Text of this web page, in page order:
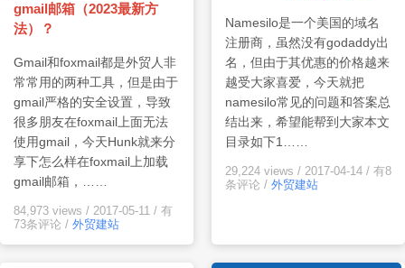
gmail邮箱（2023最新方
法）？
Gmail和foxmail都是外贸人非
常常用的两种工具，但是由于
gmail严格的安全设置，导致
很多朋友在foxmail上面无法
使用gmail，今天Hunk就来分
享下怎么样在foxmail上加载
gmail邮箱，……
84,973 views / 2017-05-11 / 有
73条评论 / 外贸建站
Namesilo是一个美国的域名
注册商，虽然没有godaddy出
名，但由于其优惠的价格越来
越受大家喜爱，今天就把
namesilo常见的问题和答案总
结出来，希望能帮到大家本文
目录如下1……
29,224 views / 2017-04-14 / 有8
条评论 / 外贸建站